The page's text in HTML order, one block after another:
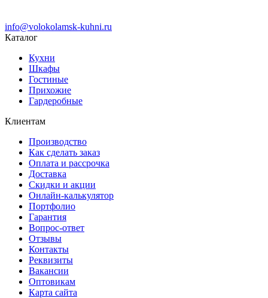
info@volokolamsk-kuhni.ru
Каталог
Кухни
Шкафы
Гостиные
Прихожие
Гардеробные
Клиентам
Производство
Как сделать заказ
Оплата и рассрочка
Доставка
Скидки и акции
Онлайн-калькулятор
Портфолио
Гарантия
Вопрос-ответ
Отзывы
Контакты
Реквизиты
Вакансии
Оптовикам
Карта сайта